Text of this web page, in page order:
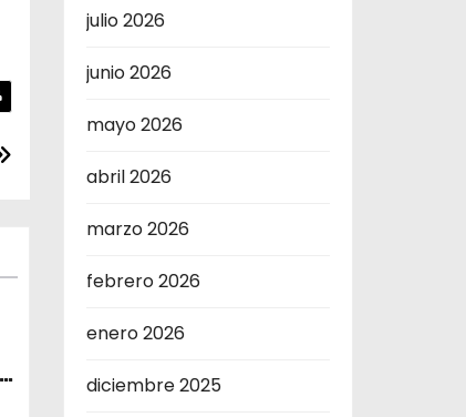
julio 2026
junio 2026
mayo 2026
abril 2026
marzo 2026
febrero 2026
enero 2026
diciembre 2025